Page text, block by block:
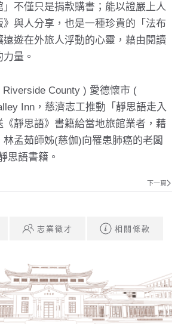
」不僅只是捐款購書；能以證嚴上人
》與人分享，也是一種珍貴的「法布
遊在外旅人浮動的心靈，藉由閱讀
量。
County ) 愛德懷市 (
Inn，慈濟志工推動「靜思語走入
靜思語》書籍給當地旅館業者，藉
林孟茹師姊(慈伽)向罹患肺癌的老闆
思語書籍。
下一頁
志業徵才 相關條款